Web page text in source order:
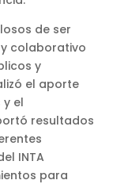
de ser
colaborativo
y
el aporte
y el
resultados
INTA
para